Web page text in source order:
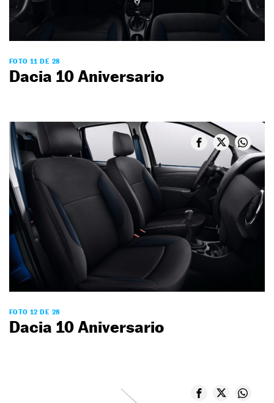
FOTO 11 DE 28
Dacia 10 Aniversario
FOTO 12 DE 28
Dacia 10 Aniversario